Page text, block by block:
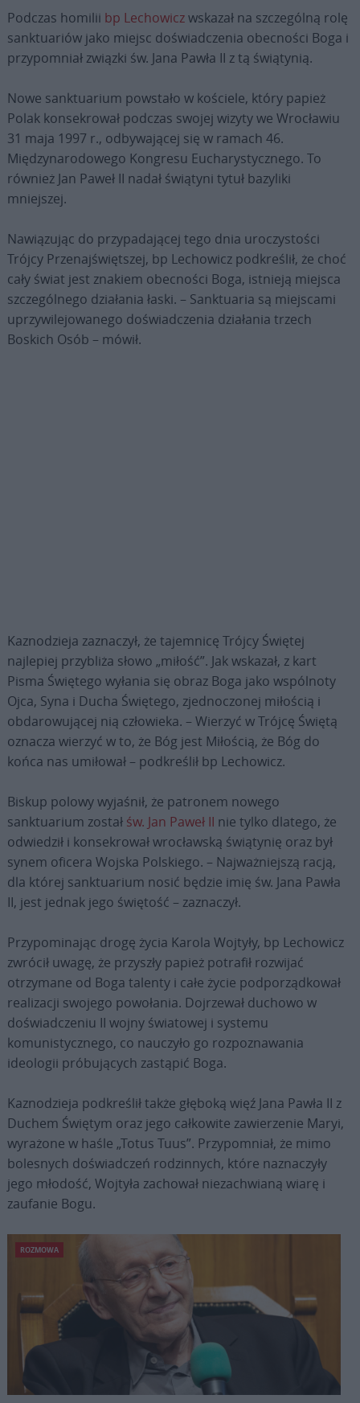
Podczas homilii bp Lechowiczwskazał na szczególną rolę
sanktuariów jako miejsc doświadczenia obecności Boga i
przypomniał związki św. Jana Pawła II z tą świątynią.
Nowe sanktuarium powstało w kościele, który papież
Polak konsekrował podczas swojej wizyty we Wrocławiu
31 maja 1997 r., odbywającej się w ramach 46.
Międzynarodowego Kongresu Eucharystycznego. To
również Jan Paweł II nadał świątyni tytuł bazyliki
mniejszej.
Nawiązując do przypadającej tego dnia uroczystości
Trójcy Przenajświętszej, bp Lechowicz podkreślił, że choć
cały świat jest znakiem obecności Boga, istnieją miejsca
szczególnego działania łaski. – Sanktuaria są miejscami
uprzywilejowanego doświadczenia działania trzech
Boskich Osób – mówił.
Kaznodzieja zaznaczył, że tajemnicę Trójcy Świętej
najlepiej przybliża słowo „miłość”. Jak wskazał, z kart
Pisma Świętego wyłania się obraz Boga jako wspólnoty
Ojca, Syna i Ducha Świętego, zjednoczonej miłością i
obdarowującej nią człowieka. – Wierzyć w Trójcę Świętą
oznacza wierzyć w to, że Bóg jest Miłością, że Bóg do
końca nas umiłował – podkreślił bp Lechowicz.
Biskup polowy wyjaśnił, że patronem nowego
sanktuarium został św. Jan Paweł II nie tylko dlatego, że
odwiedził i konsekrował wrocławską świątynię oraz był
synem oficera Wojska Polskiego. – Najważniejszą racją,
dla której sanktuarium nosić będzie imię św. Jana Pawła
II, jest jednak jego świętość – zaznaczył.
Przypominając drogę życia Karola Wojtyły, bp Lechowicz
zwrócił uwagę, że przyszły papież potrafił rozwijać
otrzymane od Boga talenty i całe życie podporządkował
realizacji swojego powołania. Dojrzewał duchowo w
doświadczeniu II wojny światowej i systemu
komunistycznego, co nauczyło go rozpoznawania
ideologii próbujących zastąpić Boga.
Kaznodzieja podkreślił także głęboką więź Jana Pawła II z
Duchem Świętym oraz jego całkowite zawierzenie Maryi,
wyrażone w haśle „Totus Tuus”. Przypomniał, że mimo
bolesnych doświadczeń rodzinnych, które naznaczyły
jego młodość, Wojtyła zachował niezachwianą wiarę i
zaufanie Bogu.
ROZMOWA